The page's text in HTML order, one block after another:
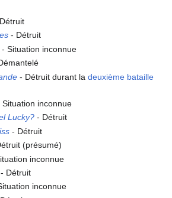
- Détruit
- Situation inconnue
- Détruit durant ladeuxième bataille
Situation inconnue
Lucky? - Détruit
- Détruit
(présumé)
inconnue
- Détruit
inconnue